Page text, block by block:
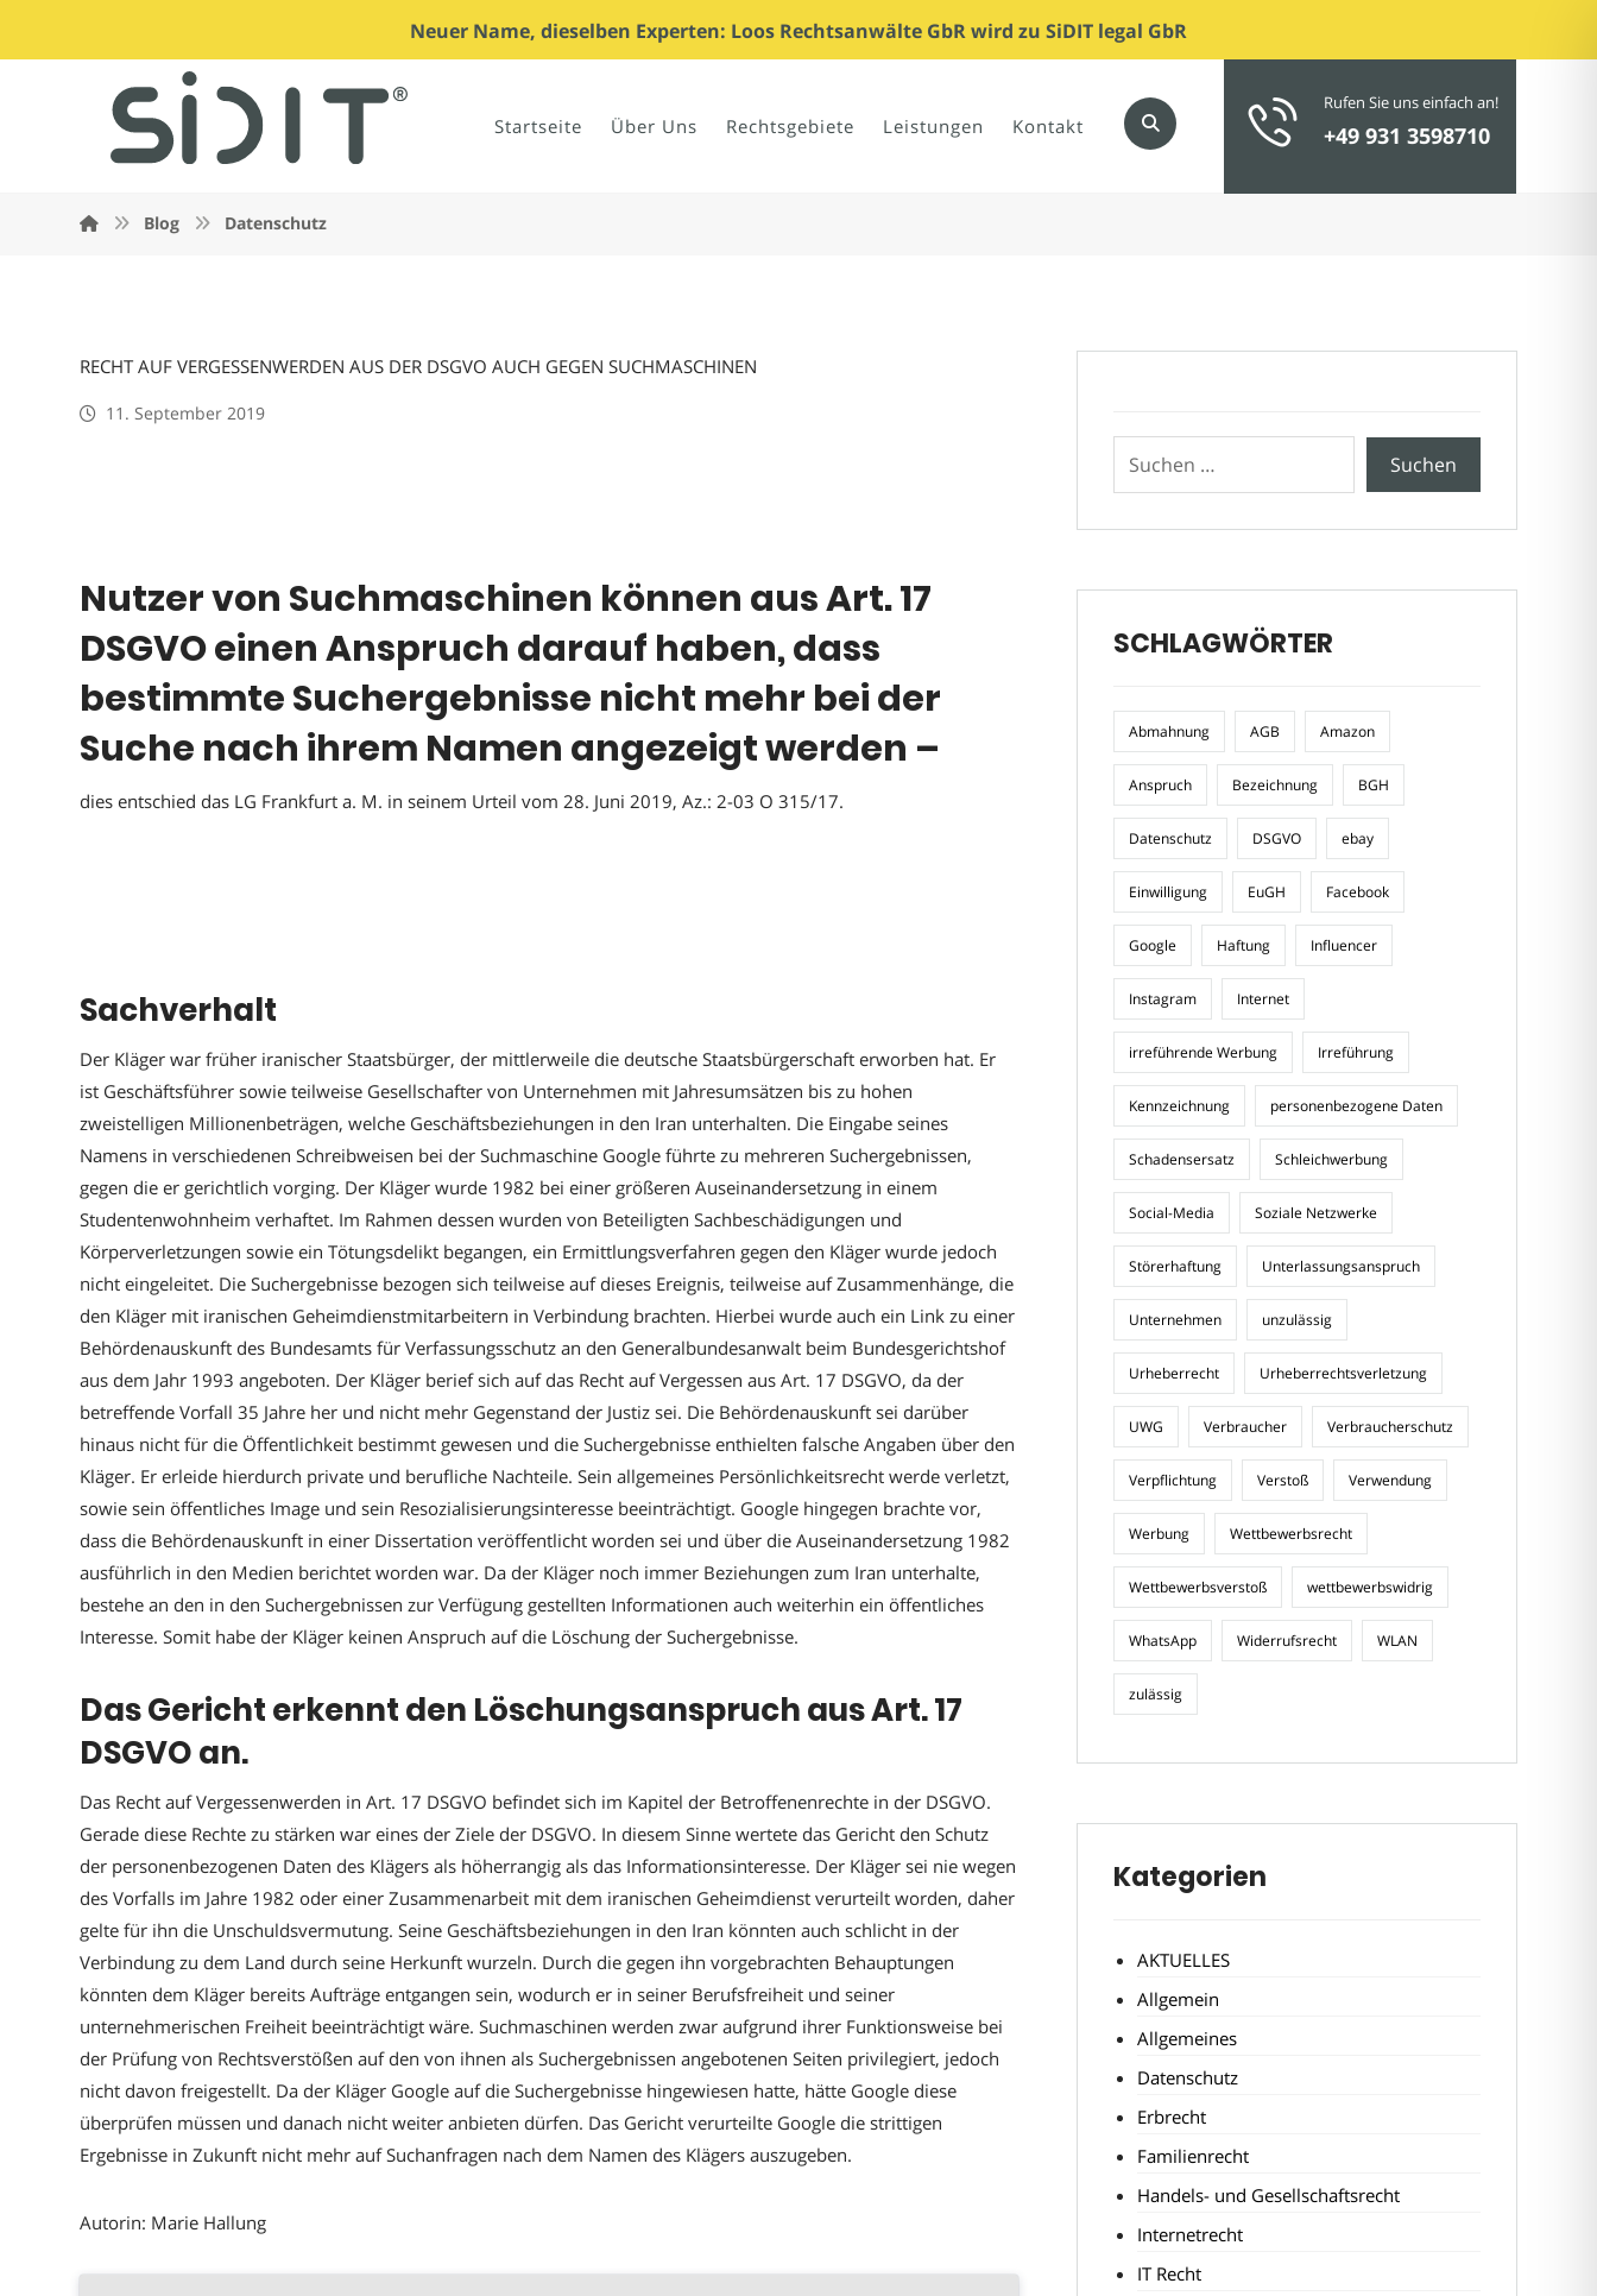
Neuer Name, dieselben Experten: Loos Rechtsanwälte GbR wird zu SiDIT legal GbR
Rufen Sie uns einfach an!
+49 931 3598710
Startseite Über Uns Rechtsgebiete Leistungen Kontakt
Blog Datenschutz
RECHT AUF VERGESSENWERDEN AUS DER DSGVO AUCH GEGEN SUCHMASCHINEN
11. September 2019
Nutzer von Suchmaschinen können aus Art. 17
DSGVO einen Anspruch darauf haben, dass
bestimmte Suchergebnisse nicht mehr bei der
Suche nach ihrem Namen angezeigt werden –
dies entschied das LG Frankfurt a. M. in seinem Urteil vom 28. Juni 2019, Az.: 2-03 O 315/17.
Sachverhalt
Der Kläger war früher iranischer Staatsbürger, der mittlerweile die deutsche Staatsbürgerschaft erworben hat. Er
ist Geschäftsführer sowie teilweise Gesellschafter von Unternehmen mit Jahresumsätzen bis zu hohen
zweistelligen Millionenbeträgen, welche Geschäftsbeziehungen in den Iran unterhalten. Die Eingabe seines
Namens in verschiedenen Schreibweisen bei der Suchmaschine Google führte zu mehreren Suchergebnissen,
gegen die er gerichtlich vorging. Der Kläger wurde 1982 bei einer größeren Auseinandersetzung in einem
Studentenwohnheim verhaftet. Im Rahmen dessen wurden von Beteiligten Sachbeschädigungen und
Körperverletzungen sowie ein Tötungsdelikt begangen, ein Ermittlungsverfahren gegen den Kläger wurde jedoch
nicht eingeleitet. Die Suchergebnisse bezogen sich teilweise auf dieses Ereignis, teilweise auf Zusammenhänge, die
den Kläger mit iranischen Geheimdienstmitarbeitern in Verbindung brachten. Hierbei wurde auch ein Link zu einer
Behördenauskunft des Bundesamts für Verfassungsschutz an den Generalbundesanwalt beim Bundesgerichtshof
aus dem Jahr 1993 angeboten. Der Kläger berief sich auf das Recht auf Vergessen aus Art. 17 DSGVO, da der
betreffende Vorfall 35 Jahre her und nicht mehr Gegenstand der Justiz sei. Die Behördenauskunft sei darüber
hinaus nicht für die Öffentlichkeit bestimmt gewesen und die Suchergebnisse enthielten falsche Angaben über den
Kläger. Er erleide hierdurch private und berufliche Nachteile. Sein allgemeines Persönlichkeitsrecht werde verletzt,
sowie sein öffentliches Image und sein Resozialisierungsinteresse beeinträchtigt. Google hingegen brachte vor,
dass die Behördenauskunft in einer Dissertation veröffentlicht worden sei und über die Auseinandersetzung 1982
ausführlich in den Medien berichtet worden war. Da der Kläger noch immer Beziehungen zum Iran unterhalte,
bestehe an den in den Suchergebnissen zur Verfügung gestellten Informationen auch weiterhin ein öffentliches
Interesse. Somit habe der Kläger keinen Anspruch auf die Löschung der Suchergebnisse.
Das Gericht erkennt den Löschungsanspruch aus Art. 17
DSGVO an.
Das Recht auf Vergessenwerden in Art. 17 DSGVO befindet sich im Kapitel der Betroffenenrechte in der DSGVO.
Gerade diese Rechte zu stärken war eines der Ziele der DSGVO. In diesem Sinne wertete das Gericht den Schutz
der personenbezogenen Daten des Klägers als höherrangig als das Informationsinteresse. Der Kläger sei nie wegen
des Vorfalls im Jahre 1982 oder einer Zusammenarbeit mit dem iranischen Geheimdienst verurteilt worden, daher
gelte für ihn die Unschuldsvermutung. Seine Geschäftsbeziehungen in den Iran könnten auch schlicht in der
Verbindung zu dem Land durch seine Herkunft wurzeln. Durch die gegen ihn vorgebrachten Behauptungen
könnten dem Kläger bereits Aufträge entgangen sein, wodurch er in seiner Berufsfreiheit und seiner
unternehmerischen Freiheit beeinträchtigt wäre. Suchmaschinen werden zwar aufgrund ihrer Funktionsweise bei
der Prüfung von Rechtsverstößen auf den von ihnen als Suchergebnissen angebotenen Seiten privilegiert, jedoch
nicht davon freigestellt. Da der Kläger Google auf die Suchergebnisse hingewiesen hatte, hätte Google diese
überprüfen müssen und danach nicht weiter anbieten dürfen. Das Gericht verurteilte Google die strittigen
Ergebnisse in Zukunft nicht mehr auf Suchanfragen nach dem Namen des Klägers auszugeben.
Autorin: Marie Hallung
SCHLAGWÖRTER
Abmahnung AGB Amazon
Anspruch Bezeichnung BGH
Datenschutz DSGVO ebay
Einwilligung EuGH Facebook
Google Haftung Influencer
Instagram Internet
irreführende Werbung Irreführung
Kennzeichnung personenbezogene Daten
Schadensersatz Schleichwerbung
Social-Media Soziale Netzwerke
Störerhaftung Unterlassungsanspruch
Unternehmen unzulässig
Urheberrecht Urheberrechtsverletzung
UWG Verbraucher Verbraucherschutz
Verpflichtung Verstoß Verwendung
Werbung Wettbewerbsrecht
Wettbewerbsverstoß wettbewerbswidrig
WhatsApp Widerrufsrecht WLAN
zulässig
Kategorien
AKTUELLES
Allgemein
Allgemeines
Datenschutz
Erbrecht
Familienrecht
Handels- und Gesellschaftsrecht
Internetrecht
IT Recht